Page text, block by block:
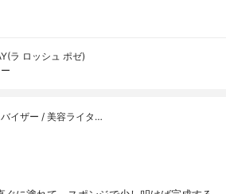
ラ ロッシュ ポゼ)
イザー / 美容ライタ…